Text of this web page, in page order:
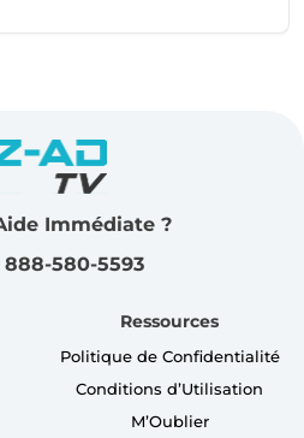
Immédiate ?
888-580-5593
Ressources
Politique de Confidentialité
Conditions d’Utilisation
M’Oublier